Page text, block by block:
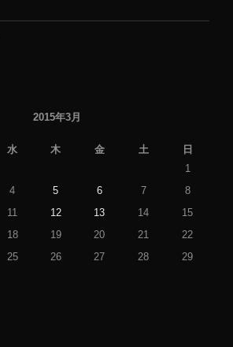
2015年3月
水 木 金 土
日
1
4 5 6 7
8
11 12 13 14
15
18 19 20 21
22
25 26 27 28
29